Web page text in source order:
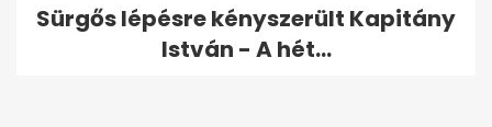
Sürgős lépésre kényszerült Kapitány
István - A hét...